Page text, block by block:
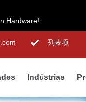
Hardware!
列表项
Indústrias